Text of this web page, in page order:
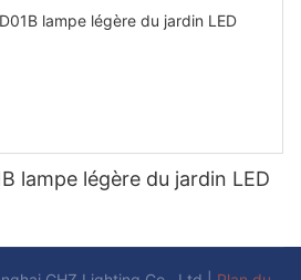
lampe légère du jardin LED